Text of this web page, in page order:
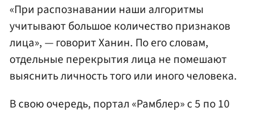
«При распознавании наши алгоритмы
учитывают большое количество признаков
лица», — говорит Ханин. По его словам,
отдельные перекрытия лица не помешают
выяснить личность того или иного человека.
В свою очередь, портал «Рамблер» с 5 по 10